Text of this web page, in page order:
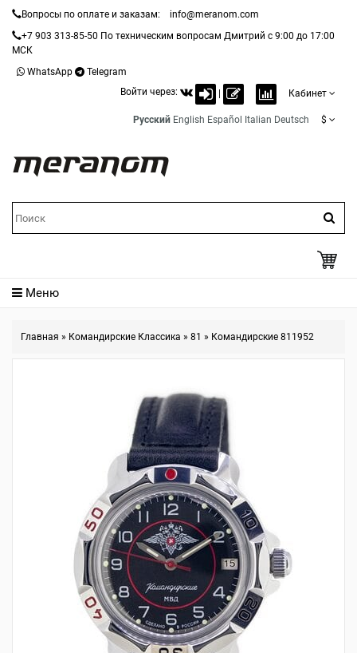
Вопросы по оплате и заказам:
info@meranom.com
+7 903 313-85-50 По техническим вопросам Дмитрий с 9:00 до 17:00
МСК
WhatsApp
Telegram
Войти через:
Кабинет
Русский English Español Italian Deutsch $
Меню
Главная » Командирские Классика » 81 » Командирские 811952